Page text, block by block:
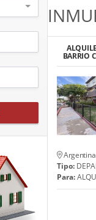
BARRIO
Argentina
Tipo:
Para: